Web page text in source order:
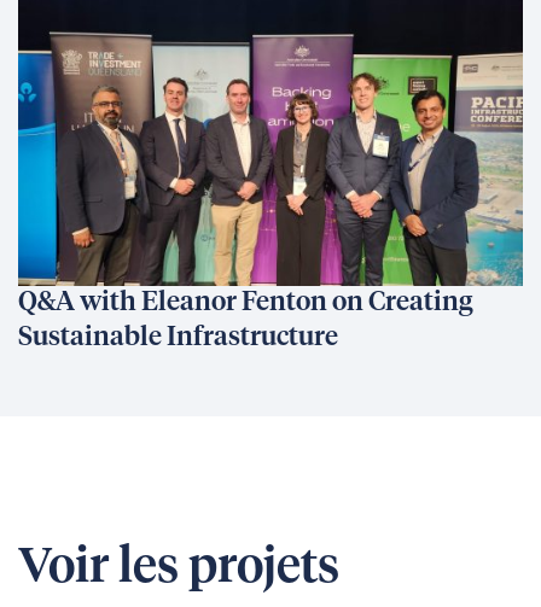
Q&A with Eleanor Fenton on Creating
Sustainable Infrastructure
Voir les projets